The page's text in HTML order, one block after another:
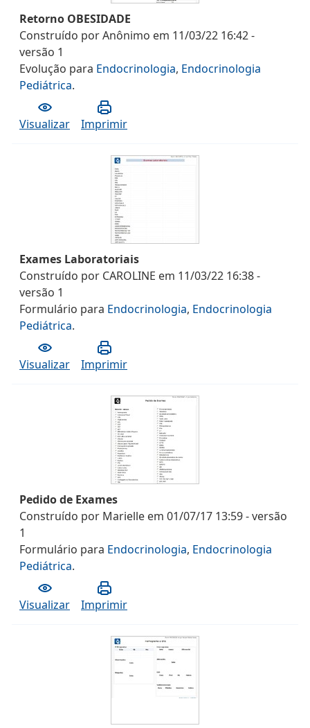
Retorno OBESIDADE
Construído porAnônimo em 11/03/22 16:42-
versão 1
Evolução para Endocrinologia, Endocrinologia
Pediátrica.
Visualizar Imprimir
Exames Laboratoriais
Construído por CAROLINE em 11/03/22 16:38-
versão 1
Formulário para Endocrinologia, Endocrinologia
Pediátrica.
Visualizar Imprimir
Pedido de Exames
Construído por Marielle em 01/07/17 13:59- versão
1
Formulário para Endocrinologia, Endocrinologia
Pediátrica.
Visualizar Imprimir